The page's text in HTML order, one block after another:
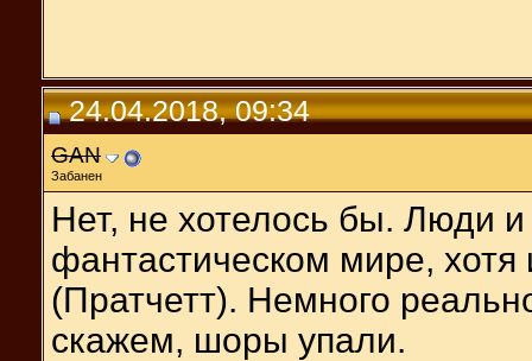
24.04.2018, 09:34
GAN
Забанен
Нет, не хотелось бы. Люди
фантастическом мире,
(Пратчетт). Немного
скажем, шоры упали.